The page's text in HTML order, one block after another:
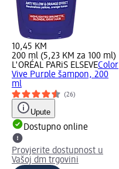
10,45 KM
200 ml (5,23 KM za 100 ml)
L'ORÉAL PARiS ELSEVEColor
Vive Purple šampon, 200
ml
(26)
Upute
Dostupno online
Provjerite dostupnost u
Vašoj dm trgovini